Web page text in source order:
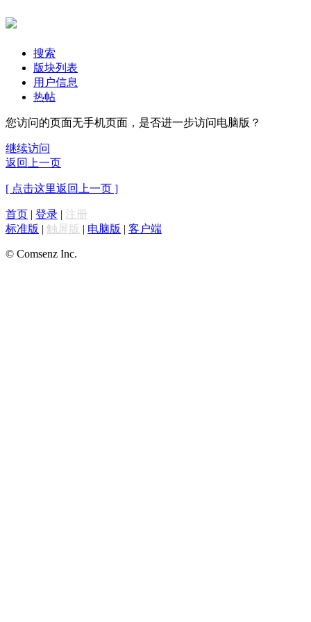
搜索
版块列表
用户信息
热帖
您访问的页面无手机页面，是否进一步访问电脑版？
继续访问
返回上一页
[ 点击这里返回上一页 ]
首页 | 登录 | 注册
标准版 | 触屏版 | 电脑版 | 客户端
© Comsenz Inc.